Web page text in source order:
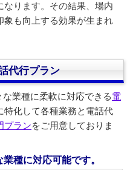
なります。その結果、場内
象も向上する効果が生まれ
代行プラン
業種に柔軟に対応できる電
特化して各種業務と電話代
プランをご用意しておりま
種に対応可能です。